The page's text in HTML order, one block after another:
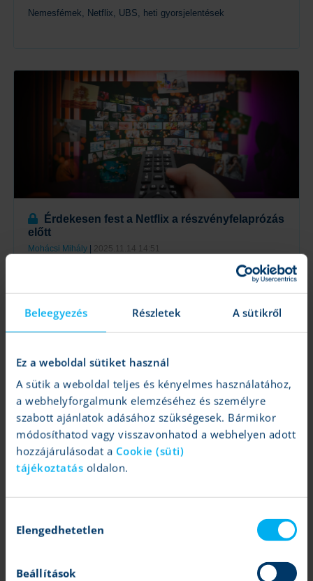
Beleegyezés Részletek A sütikről
Ez a weboldal sütiket használ
A sütik a weboldal teljes és kényelmes használatához,
a webhelyforgalmunk elemzéséhez és személyre
szabott ajánlatok adásához szükségesek. Bármikor
módosíthatod vagy visszavonhatod a webhelyen adott
hozzájárulásodat a Cookie (süti)
tájékoztatás oldalon.
kiválasztása
Elengedhetetlen
Beállítások
Nemesfémek, Netflix, UBS, heti gyorsjelentések
Érdekesen fest a Netflix a részvényfelaprózás
előtt
Mohácsi Mihály 2025.11.14 14:51
Betöltheti a jelentés után keletkezett rést az árfolyam?
K&H Értékpapír|2025.10.31 08:39
Európai gazdaság, forint, nemesfémek, gyorsjelentések